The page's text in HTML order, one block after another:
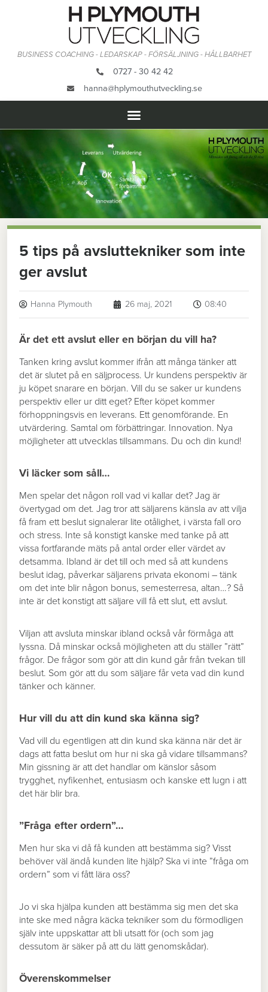
BUSINESS COACHING - LEDARSKAP - FÖRSÄLJNING - HÅLLBARHET
0727 - 30 42 42
hanna@hplymouthutveckling.se
5 tips på avsluttekniker som inte
ger avslut
Hanna Plymouth 26 maj, 2021 08:40
Är det ett avslut eller en början du vill ha?
Tanken kring avslut kommer ifrån att många tänker att
det är slutet på en säljprocess. Ur kundens perspektiv är
ju köpet snarare en början. Vill du se saker ur kundens
perspektiv eller ur ditt eget? Efter köpet kommer
förhoppningsvis en leverans. Ett genomförande. En
utvärdering. Samtal om förbättringar. Innovation. Nya
möjligheter att utvecklas tillsammans. Du och din kund!
Vi läcker som såll…
Men spelar det någon roll vad vi kallar det? Jag är
övertygad om det. Jag tror att säljarens känsla av att vilja
få fram ett beslut signalerar lite otålighet, i värsta fall oro
och stress. Inte så konstigt kanske med tanke på att
vissa fortfarande mäts på antal order eller värdet av
detsamma. Ibland är det till och med så att kundens
beslut idag, påverkar säljarens privata ekonomi – tänk
om det inte blir någon bonus, semesterresa, altan…? Så
inte är det konstigt att säljare vill få ett slut, ett avslut.
Viljan att avsluta minskar ibland också vår förmåga att
lyssna. Då minskar också möjligheten att du ställer ”rätt”
frågor. De frågor som gör att din kund går från tvekan till
beslut. Som gör att du som säljare får veta vad din kund
tänker och känner.
Hur vill du att din kund ska känna sig?
Vad vill du egentligen att din kund ska känna när det är
dags att fatta beslut om hur ni ska gå vidare tillsammans?
Min gissning är att det handlar om känslor såsom
trygghet, nyfikenhet, entusiasm och kanske ett lugn i att
det här blir bra.
”Fråga efter ordern”…
Men hur ska vi då få kunden att bestämma sig? Visst
behöver väl ändå kunden lite hjälp? Ska vi inte ”fråga om
ordern” som vi fått lära oss?
Jo vi ska hjälpa kunden att bestämma sig men det ska
inte ske med några käcka tekniker som du förmodligen
själv inte uppskattar att bli utsatt för (och som jag
dessutom är säker på att du lätt genomskådar).
Överenskommelser